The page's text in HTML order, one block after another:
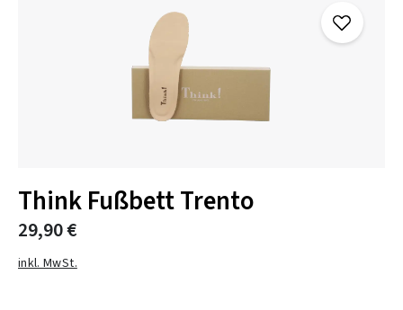
Think Fußbett Trento
29,90 €
inkl. MwSt.